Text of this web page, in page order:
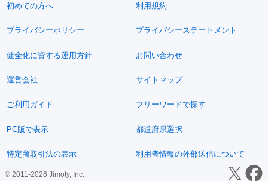
初めての方へ 利用規約
プライバシーポリシー プライバシーステートメント
健全化に資する運用方針 お問い合わせ
運営会社 サイトマップ
ご利用ガイド フリーワードで探す
PC版で表示 都道府県選択
特定商取引法の表示 利用者情報の外部送信について
© 2011-2026 Jimoty, Inc.